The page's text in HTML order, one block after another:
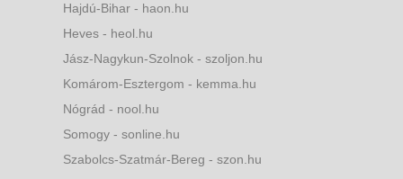
Hajdú-Bihar - haon.hu
Heves - heol.hu
Jász-Nagykun-Szolnok - szoljon.hu
Komárom-Esztergom - kemma.hu
Nógrád - nool.hu
Somogy - sonline.hu
Szabolcs-Szatmár-Bereg - szon.hu